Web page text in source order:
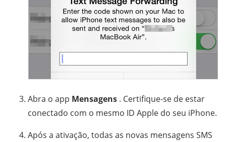
Abra o app Mensagens . Certifique-se de estar
conectado com o mesmo ID Apple do seu iPhone.
Após a ativação, todas as novas mensagens SMS